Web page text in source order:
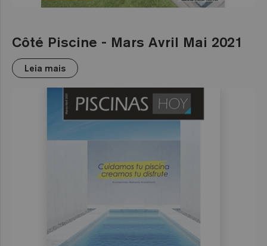
Côté Piscine - Mars Avril Mai 2021
Leia mais